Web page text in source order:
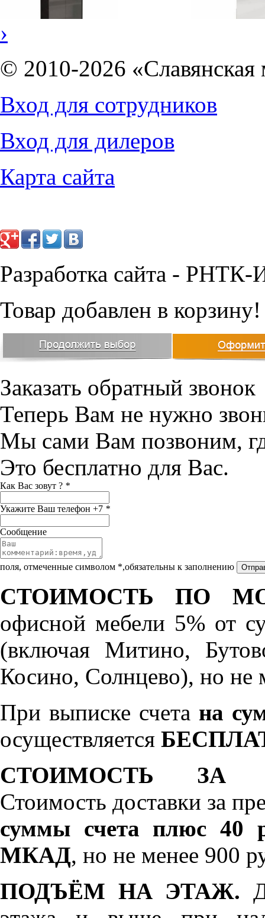
›
© 2010-2026 «Славянская
Вход для сотрудников
Вход для дилеров
Карта сайта
Разработка сайта - РНТК-
Товар добавлен в корзину!
Заказать обратный звонок
Теперь Вам не нужно
Мы сами Вам позвоним,
Это бесплатно для Вас.
Как Вас зовут ? *
Укажите Ваш телефон +7 *
Сообщение
поля, отмеченные символом *,обязательны к заполнению
СТОИМОСТЬ ПО
офисной мебели 5% от
(включая Митино,
Косино, Солнцево), но не
При выписке счета на
осуществляется
СТОИМОСТЬ ЗА
Стоимость доставки за
суммы счета плюс 40
МКАД, но не менее 900
ПОДЪЁМ НА ЭТАЖ.